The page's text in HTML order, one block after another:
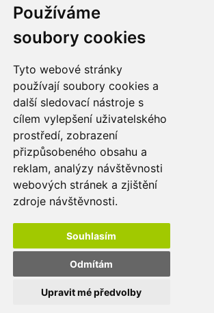
Používáme
soubory cookies
Tyto webové stránky
používají soubory cookies a
další sledovací nástroje s
cílem vylepšení uživatelského
prostředí, zobrazení
přizpůsobeného obsahu a
reklam, analýzy návštěvnosti
webových stránek a zjištění
zdroje návštěvnosti.
Souhlasím
Odmítám
Upravit mé předvolby
údajú
předmětů